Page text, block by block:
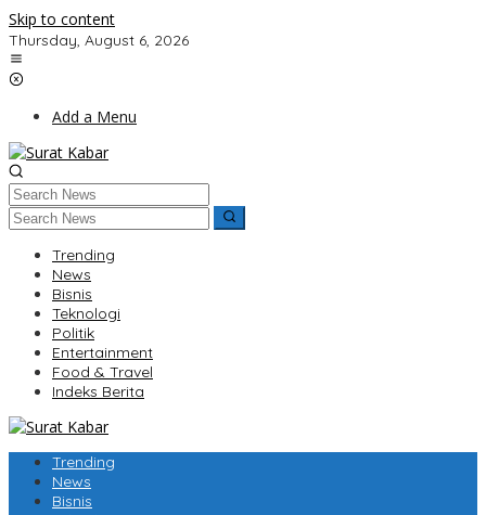
Skip to content
Thursday, August 6, 2026
Add a Menu
Trending
News
Bisnis
Teknologi
Politik
Entertainment
Food & Travel
Indeks Berita
Trending
News
Bisnis